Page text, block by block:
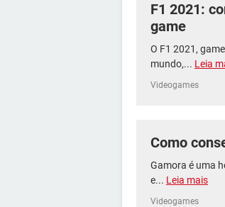
F1 2021:
game
O F1 2021,
mundo,... Leia
Videogames
Como
Gamora é uma
e... Leia mais
Videogames